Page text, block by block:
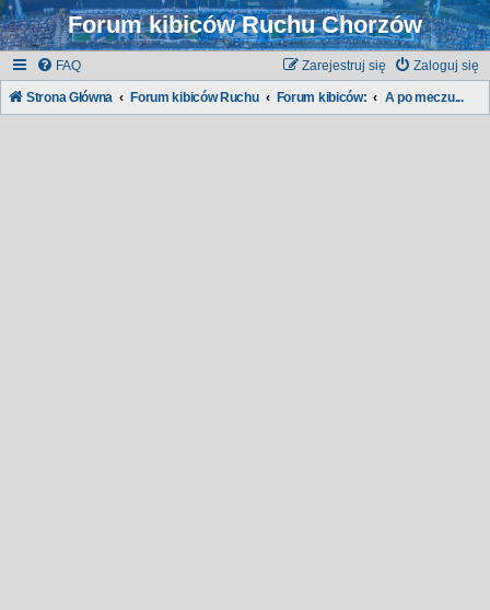
Forum kibiców Ruchu Chorzów
FAQ Zaloguj się
Zarejestruj się
Strona Główna Forum kibiców Ruchu Forum kibiców: A po meczu...